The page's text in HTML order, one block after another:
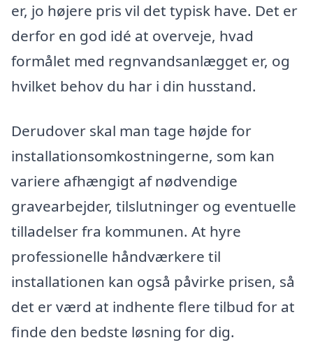
er, jo højere pris vil det typisk have. Det er
derfor en god idé at overveje, hvad
formålet med regnvandsanlægget er, og
hvilket behov du har i din husstand.
Derudover skal man tage højde for
installationsomkostningerne, som kan
variere afhængigt af nødvendige
gravearbejder, tilslutninger og eventuelle
tilladelser fra kommunen. At hyre
professionelle håndværkere til
installationen kan også påvirke prisen, så
det er værd at indhente flere tilbud for at
finde den bedste løsning for dig.